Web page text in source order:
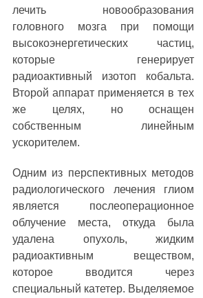
лечить новообразования
головного мозга при помощи
высокоэнергетических частиц,
которые генерирует
радиоактивный изотоп кобальта.
Второй аппарат применяется в тех
же целях, но оснащен
собственным линейным
ускорителем.
Одним из перспективных методов
радиологического лечения глиом
является послеоперационное
облучение места, откуда была
удалена опухоль, жидким
радиоактивным веществом,
которое вводится через
специальный катетер. Выделяемое